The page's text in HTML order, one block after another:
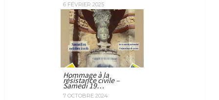
6 FÉVRIER 2025
Hommage à la
résistance civile –
Samedi 19…
7 OCTOBRE 2024